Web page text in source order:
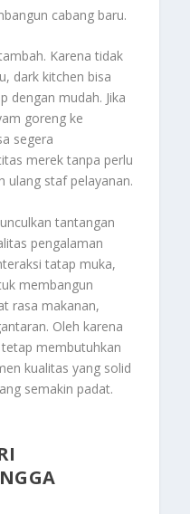
cabang baru.
Karena tidak
dark kitchen bisa
dengan mudah. Jika
goreng ke
segera
merek tanpa perlu
ulang staf pelayanan.
tantangan
pengalaman
tatap muka,
membangun
rasa makanan,
Oleh karena
membutuhkan
kualitas yang solid
semakin padat.